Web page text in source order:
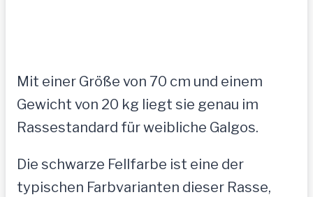
Mit einer Größe von 70 cm und einem
Gewicht von 20 kg liegt sie genau im
Rassestandard für weibliche Galgos.
Die schwarze Fellfarbe ist eine der
typischen Farbvarianten dieser Rasse,